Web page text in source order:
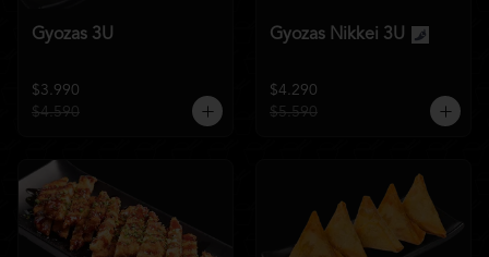
Gyozas 3U
$3.990
$4.590
Gyozas Nikkei 3U
$4.290
$5.590